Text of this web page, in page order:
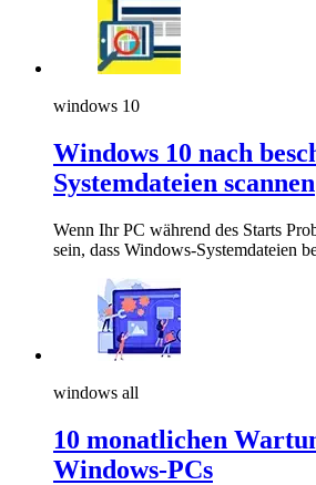
windows 10
Windows 10 nach
Systemdateien scannen
Wenn Ihr PC während des Starts
sein, dass Windows-Systemdateien
windows all
10 monatlichen
Windows-PCs